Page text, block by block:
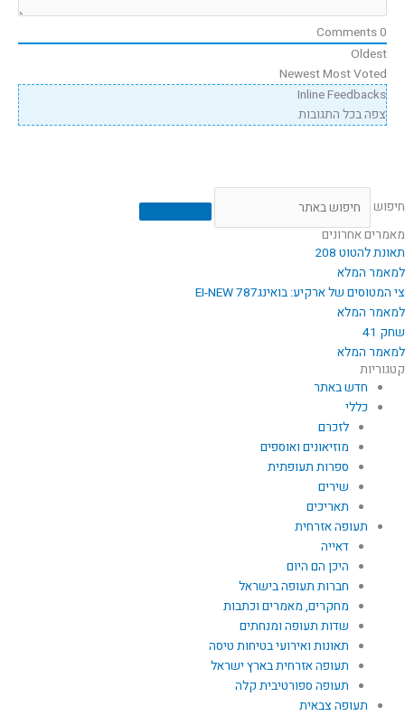
0
Oldest
NewestMost Voted
Inline Feedbacks
צפה בכל התגובות
חיפוש
מאמרים אחרונים
תאונת להטוט 208
למאמר המלא
צי המטוסים של ארקיע: בואינג787 EI-NEW
למאמר המלא
שחק 41
למאמר המלא
קטגוריות
חדש באתר
כללי
לזכרם
מוזיאונים ואוספים
ספרות תעופתית
שירים
תאריכים
תעופה אזרחית
דאייה
היכן הם היום
חברות תעופה בישראל
מחקרים, מאמרים וכתבות
שדות תעופה ומנחתים
תאונות ואירועי בטיחות טיסה
תעופה אזרחית בארץ ישראל
תעופה ספורטיבית קלה
תעופה צבאית